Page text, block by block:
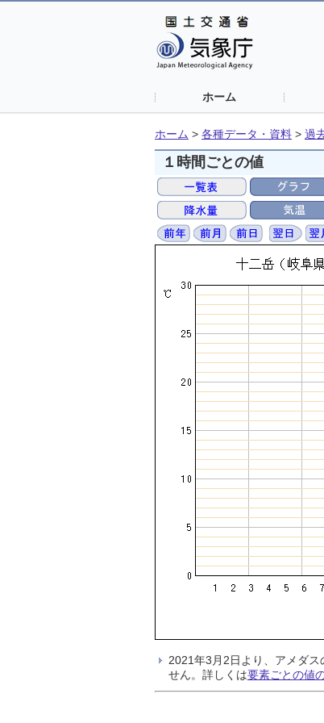
ホーム
ホーム > 各種データ・資料 > 過
１時間ごとの値
2021年3月2日より、アメダ
せん。詳しくは要素ごとの値